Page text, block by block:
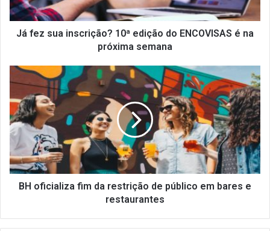
a
i
r
i
o
?
0
ª
ç
Já fez sua inscrição? 10ª edição do ENCOVISAS é na
próxima semana
B
H
o
i
c
a
l
BH oficializa fim da restrição de público em bares e
restaurantes